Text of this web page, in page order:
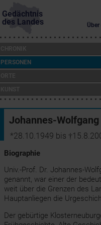
Gedächtnis
des Landes
PERSONEN
Johannes-
*28.10.1949 bis
Biographie
Univ.-Prof. Dr. Johannes-
genannt, war einer der
weit über die Grenzen des
Hauptanliegen die
Der gebürtige